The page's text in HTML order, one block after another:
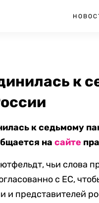
к
к седьмому
насайте
чьи слова
с ЕС,
и представителей